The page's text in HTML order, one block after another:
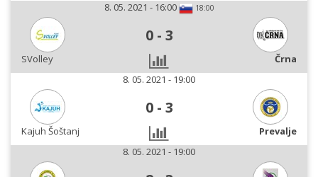
8. 05. 2021 - 16:00
18:00
0 - 3
SVolley
Črna
8. 05. 2021 - 19:00
0 - 3
Kajuh Šoštanj
Prevalje
8. 05. 2021 - 19:00